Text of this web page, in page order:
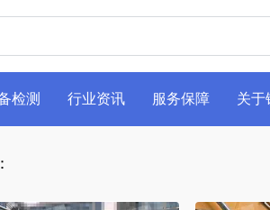
检测 行业资讯 服务保障 关于